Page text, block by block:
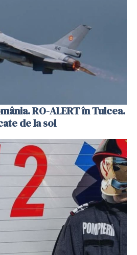
RO-ALERT în Tulcea.
de la sol